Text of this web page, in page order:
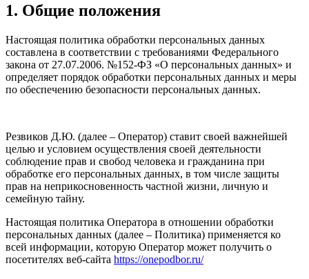
1. Общие положения
Настоящая политика обработки персональных данных
составлена в соответствии с требованиями Федерального
закона от 27.07.2006. №152-ФЗ «О персональных данных» и
определяет порядок обработки персональных данных и меры
по обеспечению безопасности персональных данных.
Резвиков Д.Ю. (далее – Оператор) ставит своей важнейшей
целью и условием осуществления своей деятельности
соблюдение прав и свобод человека и гражданина при
обработке его персональных данных, в том числе защиты
прав на неприкосновенность частной жизни, личную и
семейную тайну.
Настоящая политика Оператора в отношении обработки
персональных данных (далее – Политика) применяется ко
всей информации, которую Оператор может получить о
посетителях веб-сайта https://onepodbor.ru/